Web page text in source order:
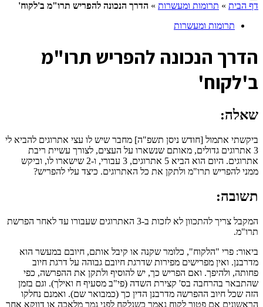
דף הבית » תרומות ומעשרות » הדרך הנכונה להפריש תרו"מ ב'לקוח'
תרומות ומעשרות
הדרך הנכונה להפריש תרו"מ
ב'לקוח'
שאלה:
ביקשתי אתמול [חודש ניסן תשפ"ה] מחבר שיש לו עצי אתרוגים להביא לי
3 אתרוגים גדולים, מאותם שנשארו על העצים, לצורך עשיית ריבת
אתרוגים. היום הוא הביא 5 אתרוגים, 3 עבורי, ו-2 שישארו לו, וביקש
ממני להפריש תרו"מ ולתקן את כל האתרוגים. כיצד עלי להפריש?
תשובה:
המקבל צריך להתכוון לא לזכות ב-3 האתרוגים שעבורו עד לאחר הפרשת
תרו"מ.
ביאור: פרי "הלקוח", כלומר שקנה או קיבל אותם, חיובם במעשר הוא
מדרבנן. ואין מפרישים מפירות שדרגת חיובם גבוהה על דרגת חיוב
פחותה, ולהיפך. ואם הפריש כך, יש להוסיף ולתקן את ההפרשה, כפי
שהתבאר בהרחבה בס' קצירת השדה (פי"ב מסעיף ח ואילך). וגם בזמן
הזה שכל חיוב ההפרשה מדרבנן הדין כך (כמבואר שם). ואמנם נחלקו
הראשונים אם פטור לקוח נאמר כשנלקח לפני גמר מלאכה או דווקא אחר